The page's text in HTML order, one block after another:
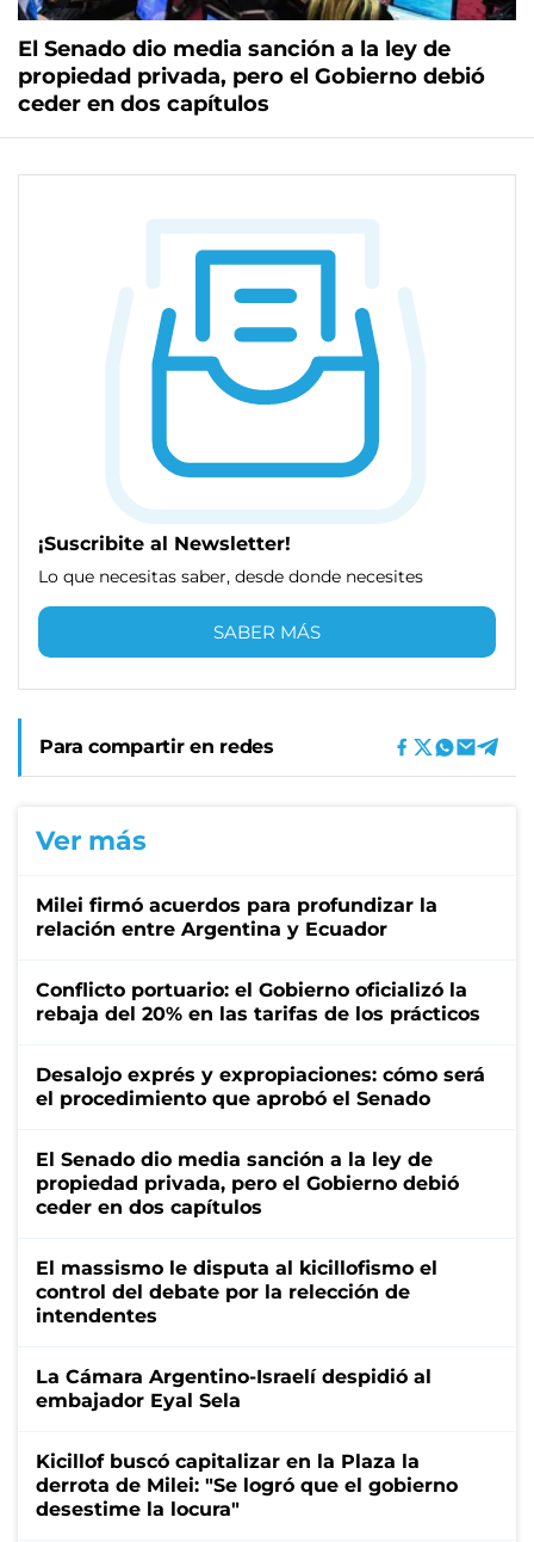
El Senado dio media sanción a la ley de
propiedad privada, pero el Gobierno debió
ceder en dos capítulos
¡Suscribite al Newsletter!
Lo que necesitas saber, desde donde necesites
SABER MÁS
Para compartir en redes
Ver más
Milei firmó acuerdos para profundizar la
relación entre Argentina y Ecuador
Conflicto portuario: el Gobierno oficializó la
rebaja del 20% en las tarifas de los prácticos
Desalojo exprés y expropiaciones: cómo será
el procedimiento que aprobó el Senado
El Senado dio media sanción a la ley de
propiedad privada, pero el Gobierno debió
ceder en dos capítulos
El massismo le disputa al kicillofismo el
control del debate por la relección de
intendentes
La Cámara Argentino-Israelí despidió al
embajador Eyal Sela
Kicillof buscó capitalizar en la Plaza la
derrota de Milei: "Se logró que el gobierno
desestime la locura"